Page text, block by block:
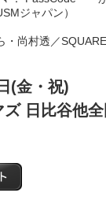
ジャパン）
・尚村透／
(金・祝)
日比谷他